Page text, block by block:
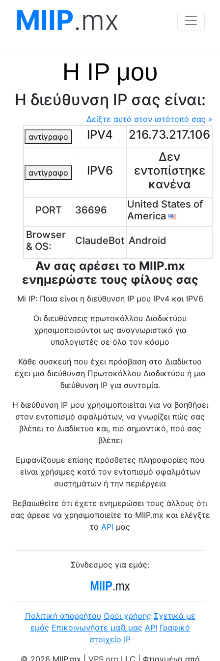
MIIP.mx
Η IP μου
Η διεύθυνση IP σας είναι:
Δείξτε αυτό στον ιστότοπό σας »
αντίγραφο
IPV4 216.73.217.106
αντίγραφο IPV6
Δεν
εντοπίστηκε
κανένα
PORT 36696
United States of
America
Browser
& OS:
ClaudeBot Android
Αν σας αρέσει το MIIP.mx
ενημερώστε τους φίλους σας
Mi IP: Ποια είναι η διεύθυνση IP μου IPv4 και IPV6
Οι διευθύνσεις πρωτοκόλλου Διαδικτύου
χρησιμοποιούνται ως αναγνωριστικά για
υπολογιστές σε όλο τον κόσμο
Κάθε συσκευή που έχει πρόσβαση στο Διαδίκτυο
έχει μια διεύθυνση Πρωτοκόλλου Διαδικτύου ή μια
διεύθυνση IP για συντομία.
Η διεύθυνση IP μου χρησιμοποιείται για να βοηθήσει
στον εντοπισμό σφαλμάτων, να γνωρίζει πώς σας
βλέπει το Διαδίκτυο και, πιο σημαντικό, πού σας
βλέπει
Εμφανίζουμε επίσης πρόσθετες πληροφορίες που
είναι χρήσιμες κατά τον εντοπισμό σφαλμάτων
συστημάτων ή την περιέργεια
Βεβαιωθείτε ότι έχετε ενημερώσει τους άλλους ότι
σας άρεσε να χρησιμοποιείτε το MIIP.mx και ελέγξτε
το API μας
Σύνδεσμος για εμάς:
Πολιτική απορρήτου Όροι χρήσης Σχετικά με
εμάς Επικοινωνήστε μαζί μας API Γραφικό
στοιχείο IP
© 2026 MIIP.mx | VPS.org LLC | Φτιαγμένο από